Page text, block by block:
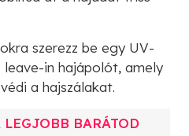
szerezz be egy UV-
in hajápolót, amely
a hajszálakat.
BARÁTOD